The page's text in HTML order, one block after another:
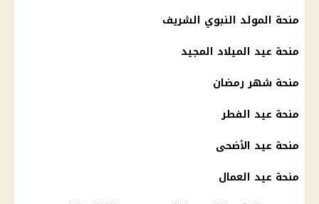
منحة المولد النبوي الشريف
منحة عيد الميلاد المجيد
منحة شهر رمضان
منحة عيد الفطر
منحة عيد الأضحى
منحة عيد العمال